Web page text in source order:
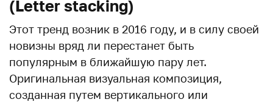
(Letter stacking)
Этот тренд возник в 2016 году, и в силу своей
новизны вряд ли перестанет быть
популярным в ближайшую пару лет.
Оригинальная визуальная композиция,
созданная путем вертикального или